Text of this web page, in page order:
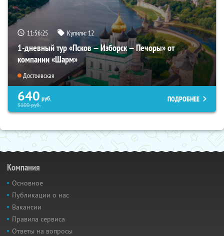
11:56:24 Купили:12
1-дневный тур «Псков — Изборск — Печоры» от
компании «Шарм»
Достоевская
640 руб.
5100руб.
ПОДРОБНЕЕ
Компания
Основное
Публикации о нас
Вакансии
Правила сервиса
Ответы на вопросы